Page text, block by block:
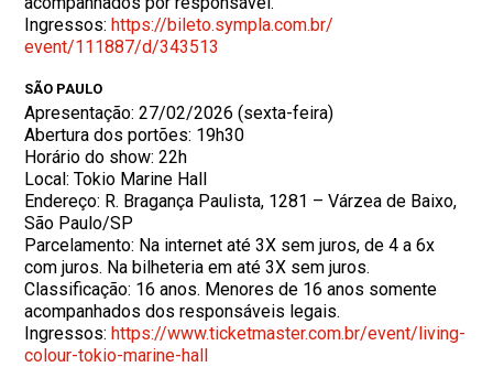
Ingressos: https://bileto.sympla.com.br/
event/111887/d/343513
SÃO PAULO
Apresentação: 27/02/2026 (sexta-feira)
Abertura dos portões: 19h30
Horário do show: 22h
Local: Tokio Marine Hall
Endereço: R. Bragança Paulista, 1281 – Várzea de Baixo,
São Paulo/SP
Parcelamento: Na internet até 3X sem juros, de 4 a 6x
com juros. Na bilheteria em até 3X sem juros.
Classificação: 16 anos. Menores de 16 anos somente
acompanhados dos responsáveis legais.
Ingressos: https://www.ticketmaster.com.br/event/living-
colour-tokio-marine-hall